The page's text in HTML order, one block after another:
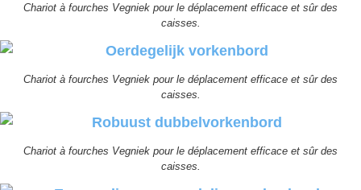
Chariot à fourches Vegniek pour le déplacement efficace et sûr des
caisses.
Chariot à fourches Vegniek pour le déplacement efficace et sûr des
caisses.
Chariot à fourches Vegniek pour le déplacement efficace et sûr des
caisses.